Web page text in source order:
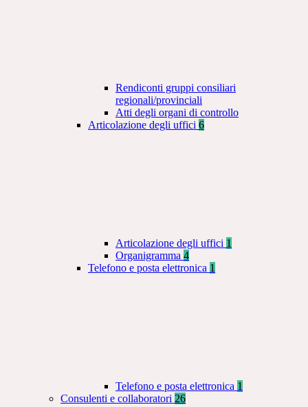
Rendiconti gruppi consiliari
regionali/provinciali
Atti degli organi di controllo
Articolazione degli uffici 6
Articolazione degli uffici 1
Organigramma 4
Telefono e posta elettronica 1
Telefono e posta elettronica 1
Consulenti e collaboratori 26